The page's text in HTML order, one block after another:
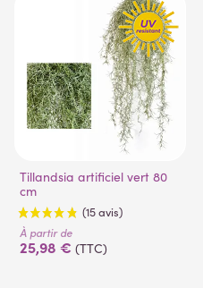
Tillandsia artificiel vert 80
cm
À partir de
25,98 € (TTC)